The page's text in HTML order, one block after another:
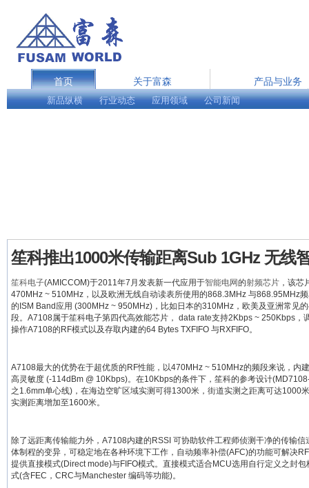
首页 关于富森
产品与业务
在线服务
English
新品纵横 行业动态 应用领域 公司新闻
笙科推出1000米传输距离Sub 1GHz 无线
笙科电子(AMICCOM)于2011年7月发表新一代应用于智能电网的射频芯片 ，该
470MHz ~ 510MHz，以及欧洲无线自动读表所使用的868.3MHz 与868.95MHz
的ISM Band应用 (300MHz ~ 950MHz)，比如日本的310MHz，欧美及亚洲常见
段。A7108属于笙科电子第四代高效能芯片， data rate支持2Kbps ~ 250Kbps，
操作A7108的RF模式以及存取内建的64 Bytes TXFIFO 与RXFIFO。
A7108最大的优势在于超优质的RF性能，以470MHz ~ 510MHz的频段来说，内
高灵敏度 (-114dBm @ 10Kbps)。在10Kbps的条件下，笙科的参考设计
之1.6mm单心线)，在海边空旷区域实测可得1300米，街道实测之距离可达1000
实测距离增加至1600米。
除了远距离传输能力外，A7108内建的RSSI 可协助软件工程师侦测干净的传输
体制程的变异，可稳定地在各种环境下工作，自动频率补偿(AFC)的功能可解决
提供直接模式(Direct mode)与FIFO模式。直接模式适合MCU选用自行定义之封
式(含FEC，CRC与Manchester 编码等功能)。